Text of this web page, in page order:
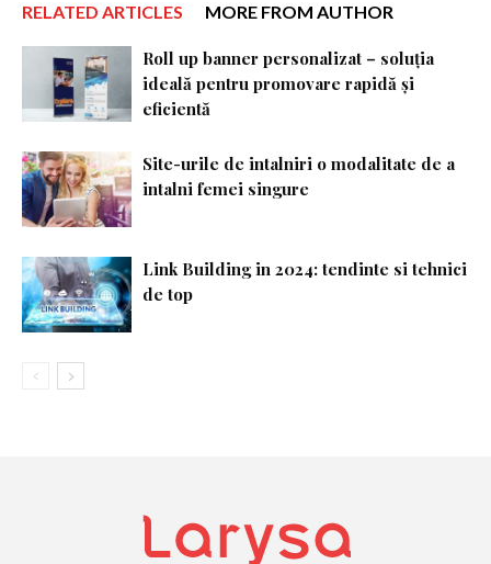
RELATED ARTICLES MORE FROM AUTHOR
Roll up banner personalizat – soluția
ideală pentru promovare rapidă și
eficientă
Site-urile de intalniri o modalitate de a
intalni femei singure
Link Building in 2024: tendinte si tehnici
de top